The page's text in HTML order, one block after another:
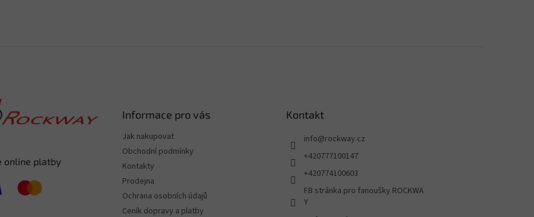
online platby
Informace pro vás
Jak nakupovat
Obchodní podmínky
Kontakty
Prodejna
Ochrana osobních údajů
Ceník dopravy a platby
Kontakt
info@rockway.cz
+420777100147
+420774100603
FB stránka pro fanoušky ROCKWA
Y